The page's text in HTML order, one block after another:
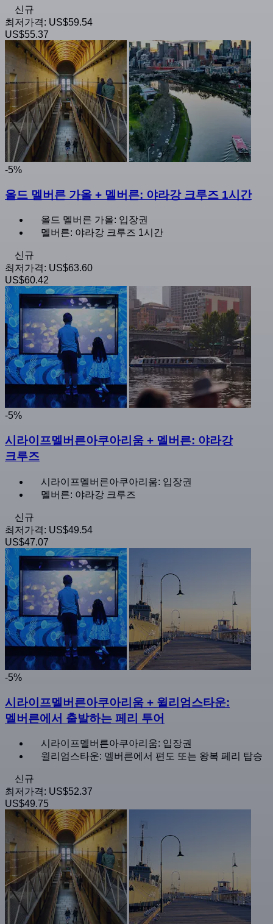
신규
최저가격: US$59.54
US$55.37
-5%
올드 멜버른 가올 + 멜버른: 야라강 크루즈 1시간
올드 멜버른 가올: 입장권
멜버른: 야라강 크루즈 1시간
신규
최저가격: US$63.60
US$60.42
-5%
시라이프멜버른아쿠아리움 + 멜버른: 야라강
크루즈
시라이프멜버른아쿠아리움: 입장권
멜버른: 야라강 크루즈
신규
최저가격: US$49.54
US$47.07
-5%
시라이프멜버른아쿠아리움 + 윌리엄스타운:
멜버른에서 출발하는 페리 투어
시라이프멜버른아쿠아리움: 입장권
윌리엄스타운: 멜버른에서 편도 또는 왕복 페리 탑승
신규
최저가격: US$52.37
US$49.75